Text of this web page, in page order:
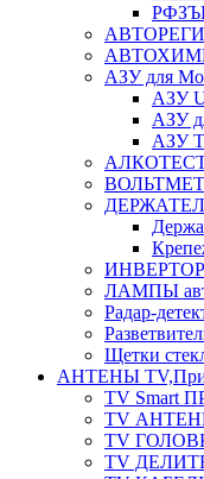
АЗУ для
АЗУ
АЗУ
АЗУ
ЛАМПЫ
Радар-
Щетки
АНТЕНЫ
TV Smart
TV
TV
TV